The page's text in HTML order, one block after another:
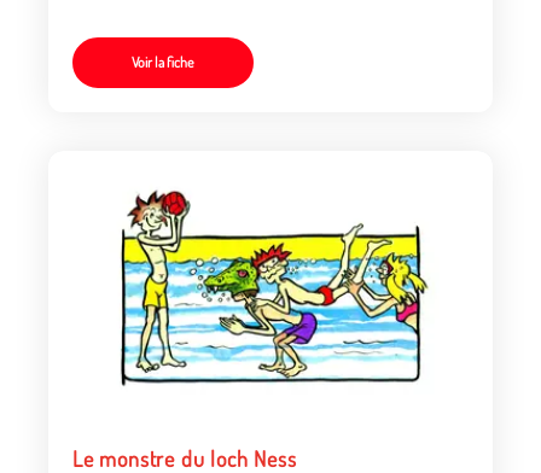
Voir la fiche
Le monstre du loch Ness